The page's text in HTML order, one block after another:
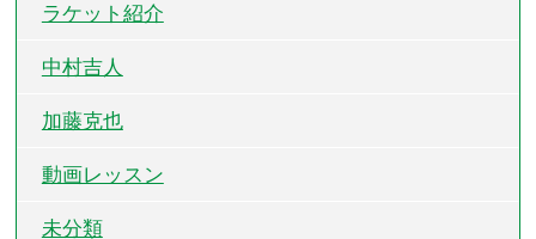
ラケット紹介
中村吉人
加藤克也
動画レッスン
未分類